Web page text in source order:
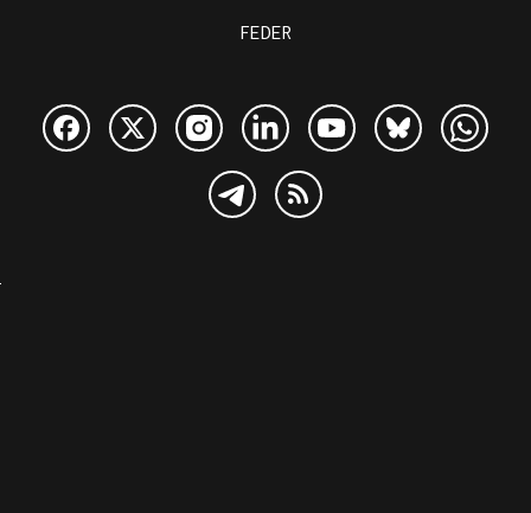
FEDER